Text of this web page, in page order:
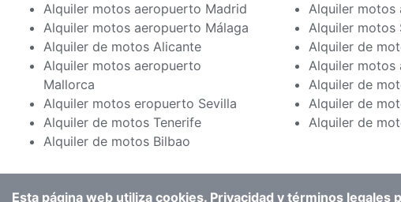
Alquiler motos aeropuerto Madrid
Alquiler motos aeropuerto Málaga
Alquiler de motos Alicante
Alquiler motos aeropuerto
Mallorca
Alquiler motos eropuerto Sevilla
Alquiler de motos Tenerife
Alquiler de motos Bilbao
Alquiler motos
Alquiler motos
Alquiler de
Alquiler motos
Alquiler de
Alquiler de
Alquiler de
Esta página web utiliza cookies. Privacidad y términos legales